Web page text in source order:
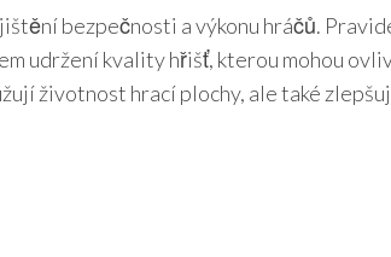
bezpečnosti a výkonu hráčů.
udržení kvality hřišť, kterou mohou
životnost hrací plochy, ale také